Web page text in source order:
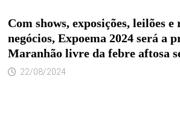
Com shows, exposições, leilões e
negócios, Expoema 2024 será a
Maranhão livre da febre aftosa
22/08/2024